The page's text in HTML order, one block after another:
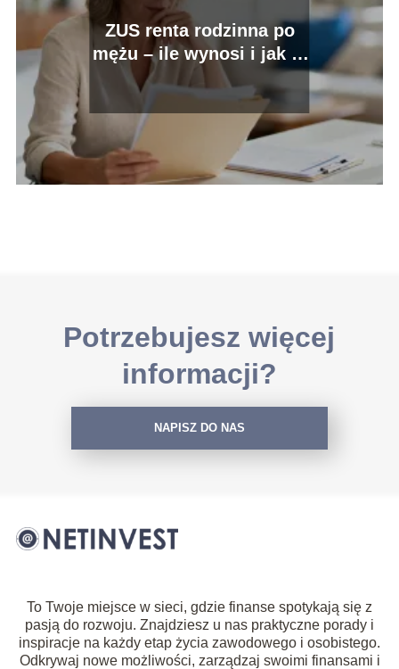
ZUS renta rodzinna po
mężu – ile wynosi i jak ją
uzyskać?
Potrzebujesz więcej
informacji?
NAPISZ DO NAS
To Twoje miejsce w sieci, gdzie finanse spotykają się z
pasją do rozwoju. Znajdziesz u nas praktyczne porady i
inspiracje na każdy etap życia zawodowego i osobistego.
Odkrywaj nowe możliwości, zarządzaj swoimi finansami i